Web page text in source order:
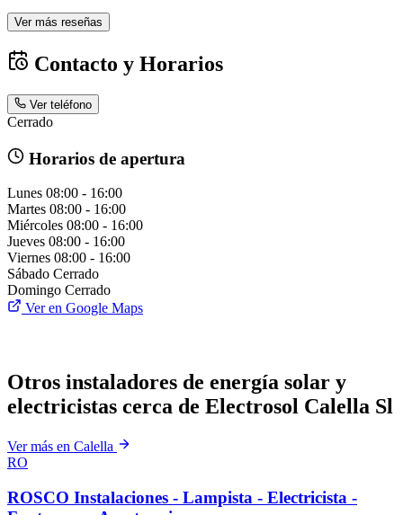
Ver más reseñas
Contacto y Horarios
Ver teléfono
Cerrado
Horarios de apertura
Lunes 08:00 - 16:00
Martes 08:00 - 16:00
Miércoles 08:00 - 16:00
Jueves 08:00 - 16:00
Viernes 08:00 - 16:00
Sábado Cerrado
Domingo Cerrado
Ver en Google Maps
Otros instaladores de energía solar y
electricistas cerca de Electrosol Calella Sl
Ver más en Calella
RO
ROSCO Instalaciones - Lampista - Electricista -